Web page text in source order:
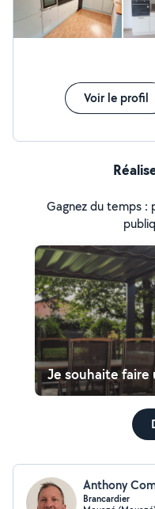
Voir le profil
Gagnez du temps :
Je souhaite faire
Anthony
Brancardier